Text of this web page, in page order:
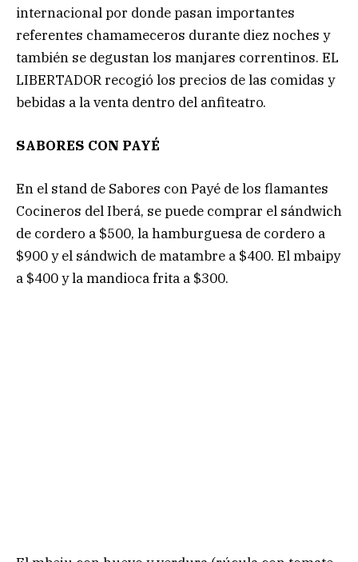
internacional por donde pasan importantes
referentes chamameceros durante diez noches y
también se degustan los manjares correntinos. EL
LIBERTADOR recogió los precios de las comidas y
bebidas a la venta dentro del anfiteatro.
SABORES CON PAYÉ
En el stand de Sabores con Payé de los flamantes
Cocineros del Iberá, se puede comprar el sándwich
de cordero a $500, la hamburguesa de cordero a
$900 y el sándwich de matambre a $400. El mbaipy
a $400 y la mandioca frita a $300.